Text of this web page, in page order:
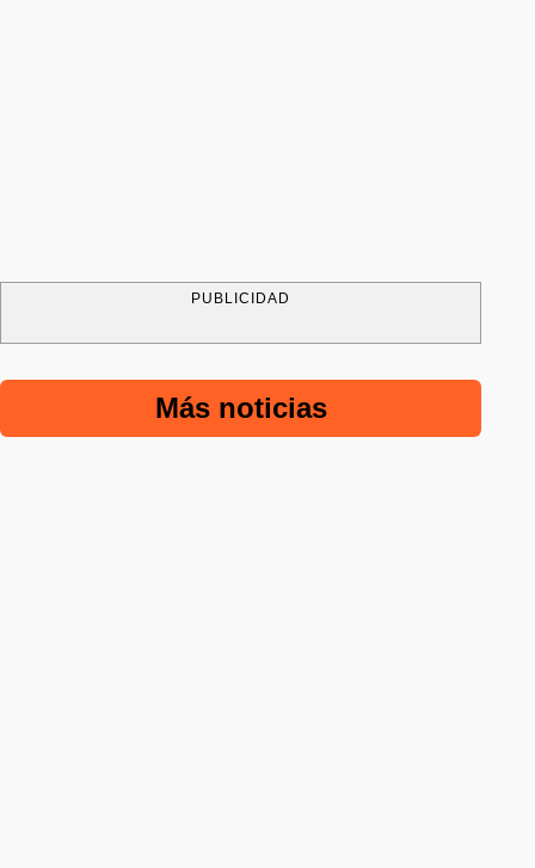
PUBLICIDAD
Más noticias